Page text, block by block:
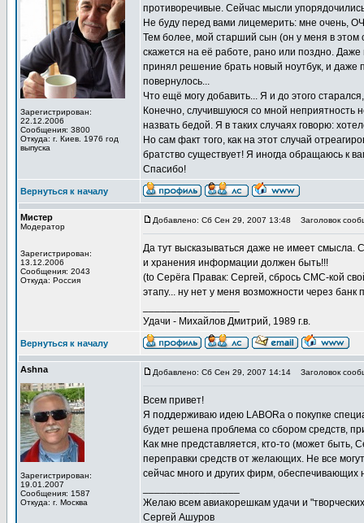
Зарегистрирован:
22.12.2006
Сообщения: 3800
Откуда: г. Киев. 1976 год
выпуска
противоречивые. Сейчас мысли
Не буду перед вами лицемерить: мне очень,
Тем более, мой старший сын (он у меня в этом
скажется на её работе, рано или поздно.
принял решение брать новый ноутбук, и даже
повернулось...
Что ещё могу добавить... Я и до этого
Конечно, случившуюся со мной неприятность
назвать бедой. Я в таких случаях говорю:
Но сам факт того, как на этот случай
братство существует! Я иногда обращаюсь к
Спасибо!
Вернуться к началу
Мистер
Модератор
Зарегистрирован:
13.12.2006
Сообщения: 2043
Откуда: Россия
Добавлено: Сб Сен 29, 2007 13:48 Заголовок
Да тут высказываться даже не имеет смысла.
и хранения информации должен быть!!!
(to Серёга Правак: Сергей, сбрось СМС-кой
этапу... ну нет у меня возможности через банк
Удачи - Михайлов Дмитрий, 1989 г.в.
Вернуться к началу
Ashna
Зарегистрирован:
19.01.2007
Сообщения: 1587
Откуда: г. Москва
Добавлено: Сб Сен 29, 2007 14:14 Заголовок
Всем привет!
Я поддерживаю идею LABORa о покупке
будет решена проблема со сбором средств,
Как мне представляется, кто-то (может быть,
переправки средств от желающих. Не все
сейчас много и других фирм, обеспечивающих
Желаю всем авиакорешкам удачи и
Сергей Ашуров